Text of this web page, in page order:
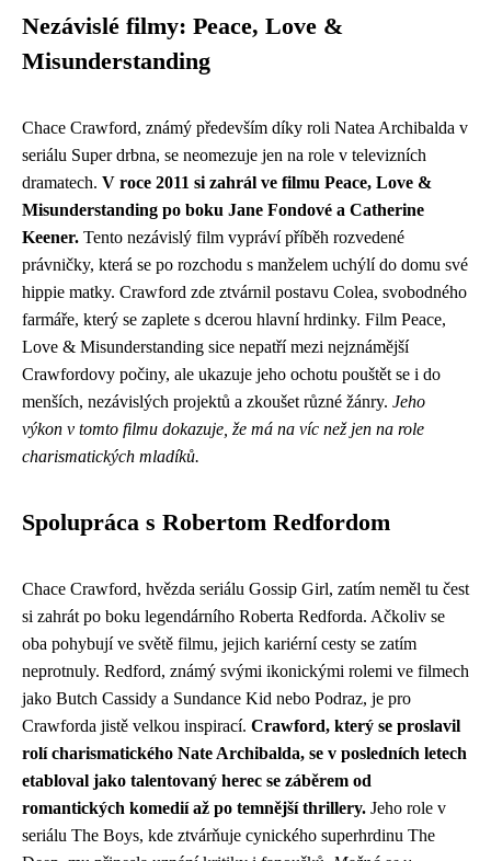
Nezávislé filmy: Peace, Love &
Misunderstanding
Chace Crawford, známý především díky roli Natea Archibalda v
seriálu Super drbna, se neomezuje jen na role v televizních
dramatech. V roce 2011 si zahrál ve filmu Peace, Love &
Misunderstanding po boku Jane Fondové a Catherine
Keener. Tento nezávislý film vypráví příběh rozvedené
právničky, která se po rozchodu s manželem uchýlí do domu své
hippie matky. Crawford zde ztvárnil postavu Colea, svobodného
farmáře, který se zaplete s dcerou hlavní hrdinky. Film Peace,
Love & Misunderstanding sice nepatří mezi nejznámější
Crawfordovy počiny, ale ukazuje jeho ochotu pouštět se i do
menších, nezávislých projektů a zkoušet různé žánry. Jeho
výkon v tomto filmu dokazuje, že má na víc než jen na role
charismatických mladíků.
Spolupráca s Robertom Redfordom
Chace Crawford, hvězda seriálu Gossip Girl, zatím neměl tu čest
si zahrát po boku legendárního Roberta Redforda. Ačkoliv se
oba pohybují ve světě filmu, jejich kariérní cesty se zatím
neprotnuly. Redford, známý svými ikonickými rolemi ve filmech
jako Butch Cassidy a Sundance Kid nebo Podraz, je pro
Crawforda jistě velkou inspirací. Crawford, který se proslavil
rolí charismatického Nate Archibalda, se v posledních letech
etabloval jako talentovaný herec se záběrem od
romantických komedií až po temnější thrillery. Jeho role v
seriálu The Boys, kde ztvárňuje cynického superhrdinu The